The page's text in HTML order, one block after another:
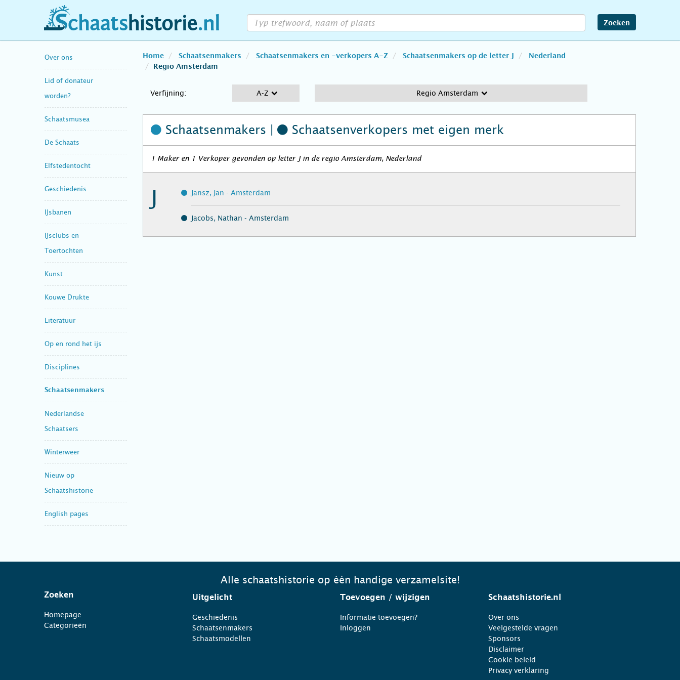
schaatshistorie.nl Zoeken
Over ons
Lid of donateur
worden?
Schaatsmusea
De Schaats
Elfstedentocht
Geschiedenis
IJsbanen
IJsclubs en
Toertochten
Kunst
Kouwe Drukte
Literatuur
Op en rond het ijs
Disciplines
Schaatsenmakers
Nederlandse
Schaatsers
Winterweer
Nieuw op
Schaatshistorie
English pages
Home Schaatsenmakers Schaatsenmakers en -verkopers A-Z Schaatsenmakers op de letter J
Nederland
Regio Amsterdam
Verfijning: A-Z Regio Amsterdam
Schaatsenmakers | Schaatsenverkopers met eigen merk
1 Maker en 1 Verkoper gevonden op letter J in de regio Amsterdam, Nederland
J Jansz, Jan - Amsterdam
Jacobs, Nathan - Amsterdam
Alle schaatshistorie op één handige verzamelsite!
Zoeken
Homepage
Categorieën
Uitgelicht
Geschiedenis
Schaatsenmakers
Schaatsmodellen
Toevoegen / wijzigen
Informatie toevoegen?
Inloggen
Schaatshistorie.nl
Over ons
Veelgestelde vragen
Sponsors
Disclaimer
Cookie beleid
Privacy verklaring